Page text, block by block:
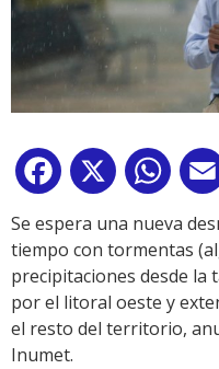
Facebook
X
Se espera una nueva
tiempo con tormentas
precipitaciones desde la
por el litoral oeste y
el resto del territorio,
Inumet.